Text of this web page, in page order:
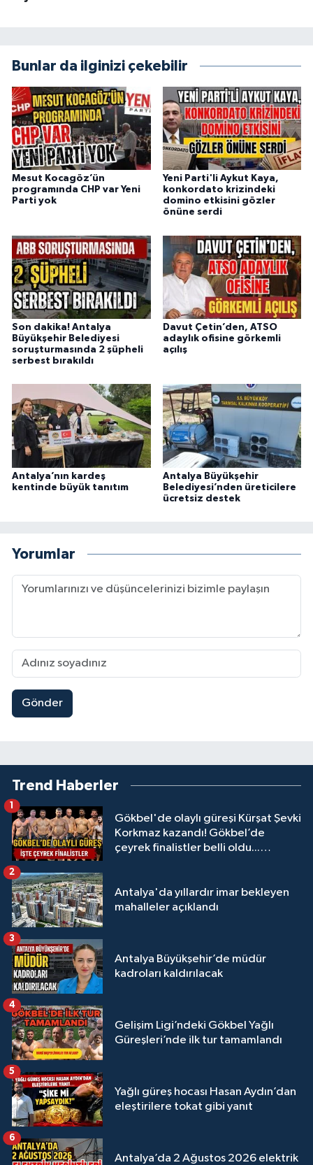
Bunlar da ilginizi çekebilir
Mesut Kocagöz’ün
programında CHP var Yeni
Parti yok
Yeni Parti'li Aykut Kaya,
konkordato krizindeki
domino etkisini gözler
önüne serdi
Son dakika! Antalya
Büyükşehir Belediyesi
soruşturmasında 2 şüpheli
serbest bırakıldı
Davut Çetin’den, ATSO
adaylık ofisine görkemli
açılış
Antalya’nın kardeş
kentinde büyük tanıtım
Antalya Büyükşehir
Belediyesi’nden üreticilere
ücretsiz destek
Yorumlar
Gönder
Trend Haberler
Gökbel'de olaylı güreşi Kürşat Şevki
Korkmaz kazandı! Gökbel’de
çeyrek finalistler belli oldu...
1
Antalya'da yıllardır imar bekleyen
mahalleler açıklandı
2
Antalya Büyükşehir’de müdür
kadroları kaldırılacak
3
Gelişim Ligi’ndeki Gökbel Yağlı
Güreşleri’nde ilk tur tamamlandı
4
Yağlı güreş hocası Hasan Aydın’dan
eleştirilere tokat gibi yanıt
5
Antalya’da 2 Ağustos 2026 elektrik
6